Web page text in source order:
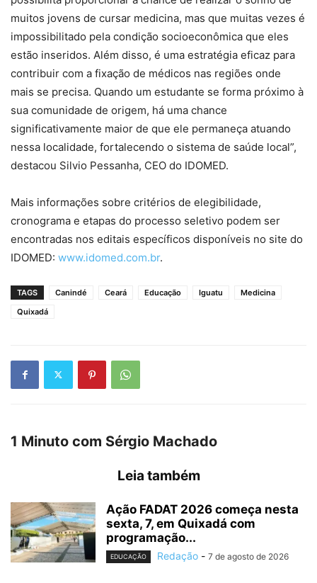
muitos jovens de cursar medicina, mas que muitas vezes é
impossibilitado pela condição socioeconômica que eles
estão inseridos. Além disso, é uma estratégia eficaz para
contribuir com a fixação de médicos nas regiões onde
mais se precisa. Quando um estudante se forma próximo à
sua comunidade de origem, há uma chance
significativamente maior de que ele permaneça atuando
nessa localidade, fortalecendo o sistema de saúde local”,
destacou Silvio Pessanha, CEO do IDOMED.
Mais informações sobre critérios de elegibilidade,
cronograma e etapas do processo seletivo podem ser
encontradas nos editais específicos disponíveis no site do
IDOMED: www.idomed.com.br.
TAGS Canindé Ceará Educação Iguatu
Medicina
Quixadá
1 Minuto com Sérgio Machado
Leia também
Ação FADAT 2026 começa nesta
sexta, 7, em Quixadá com
programação...
EDUCAÇÃO Redação - 7 de agosto de 2026